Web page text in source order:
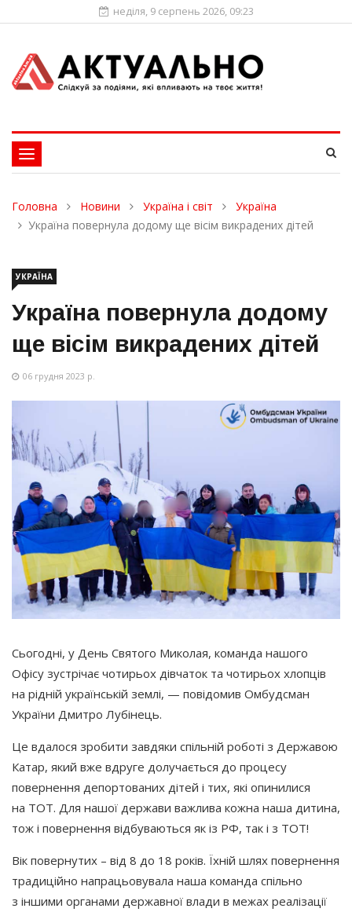
неділя, 9 серпень 2026, 09:23
Toggle
navigation
Головна Новини Україна і світ
Україна
Україна повернула додому ще вісім викрадених дітей
УКРАЇНА
Україна повернула додому
ще вісім викрадених дітей
06 грудня 2023 р.
Сьогодні, у День Святого Миколая, команда нашого
Офісу зустрічає чотирьох дівчаток та чотирьох хлопців
на рідній українській землі, — повідомив Омбудсман
України Дмитро Лубінець.
Це вдалося зробити завдяки спільній роботі з Державою
Катар, який вже вдруге долучається до процесу
повернення депортованих дітей і тих, які опинилися
на ТОТ. Для нашої держави важлива кожна наша дитина,
тож і повернення відбуваються як із РФ, так і з ТОТ!
Вік повернутих – від 8 до 18 років. Їхній шлях повернення
традиційно напрацьовувала наша команда спільно
з іншими органами державної влади в межах реалізації